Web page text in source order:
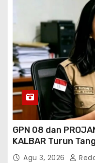
GPN 08 dan
KALBAR Turun
Binaan SAWMILL
Agu 3, 2026